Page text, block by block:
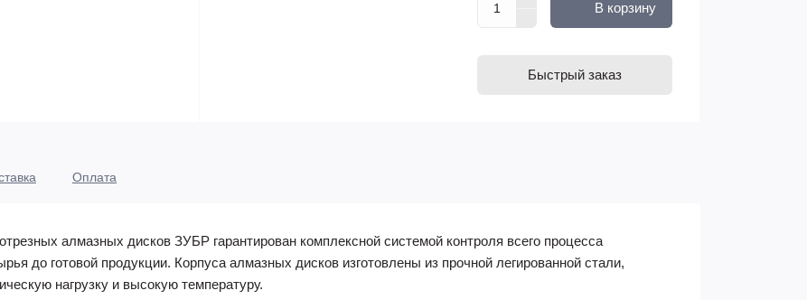
В корзину
Быстрый заказ
Оплата
алмазных дисков ЗУБР гарантирован комплексной системой контроля всего процесса
до готовой продукции. Корпуса алмазных дисков изготовлены из прочной легированной стали,
нагрузку и высокую температуру.